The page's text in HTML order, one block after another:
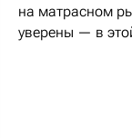
на матрасном
уверены — в